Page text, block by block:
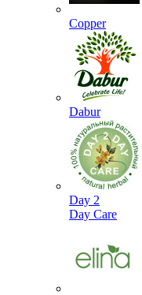
Copper
Dabur
Day 2
Day Care